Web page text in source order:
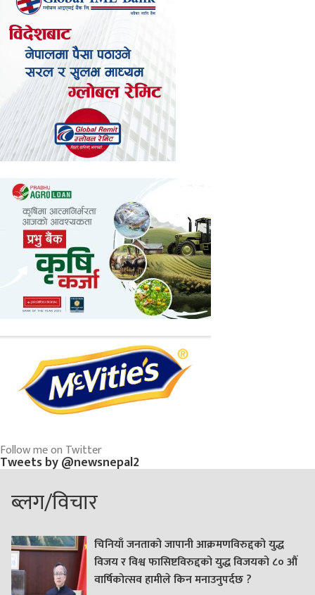
Follow me on Twitter
Tweets by @newsnepal2
ब्लग/विचार
चिनियाँ जनताको जापानी आक्रमणविरुद्दको युद्ध
विजय र विश्व फासिष्टविरुद्दको युद्ध विजयको ८० औं
वार्षिकोत्सव हामीले किन मनाउनुपर्दछ ?